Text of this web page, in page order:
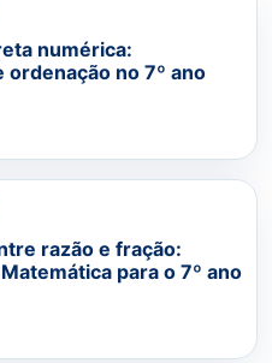
numérica:
ordenação no 7º ano
razão e fração:
para o 7º ano